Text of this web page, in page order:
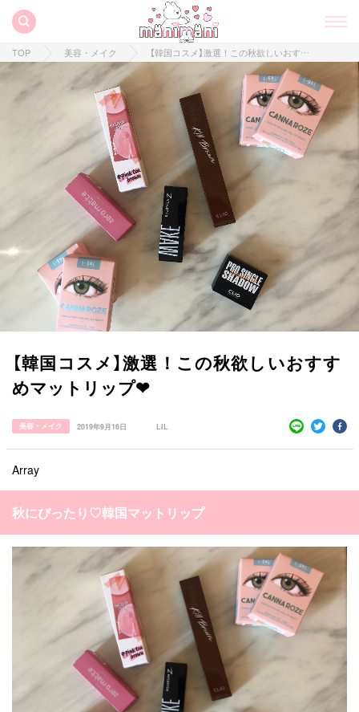
manimani について
タグ一覧
キュレーター一覧
運営会社
利用規約
プライバシーポリシー
韓国 オルチャン 韓国コスメ 韓国トレンド
韓国ファッション 韓国アイドル
k-pop コスメ ファッション
トレンド 韓国メイク
オルチャンメイク 人気
韓国ドラマ かわいい
TOP 美容・メイク 【韓国コスメ】激選！この秋欲しいおすすめマットリップ❤︎
【韓国コスメ】激選！この秋欲しいおすす
めマットリップ❤︎
美容・メイク 2019年9月16日 LIL
Array
秋にぴったり♡韓国マットリップ